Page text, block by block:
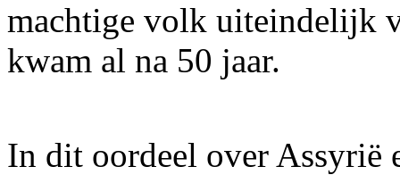
machtige volk uiteindelijk
kwam al na 50 jaar.
In dit oordeel over Assyrië